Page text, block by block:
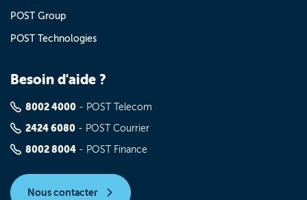
POST Group
POST Technologies
Besoin d'aide ?
8002 4000 - POST Telecom
2424 6080 - POST Courrier
8002 8004 - POST Finance
Nous contacter